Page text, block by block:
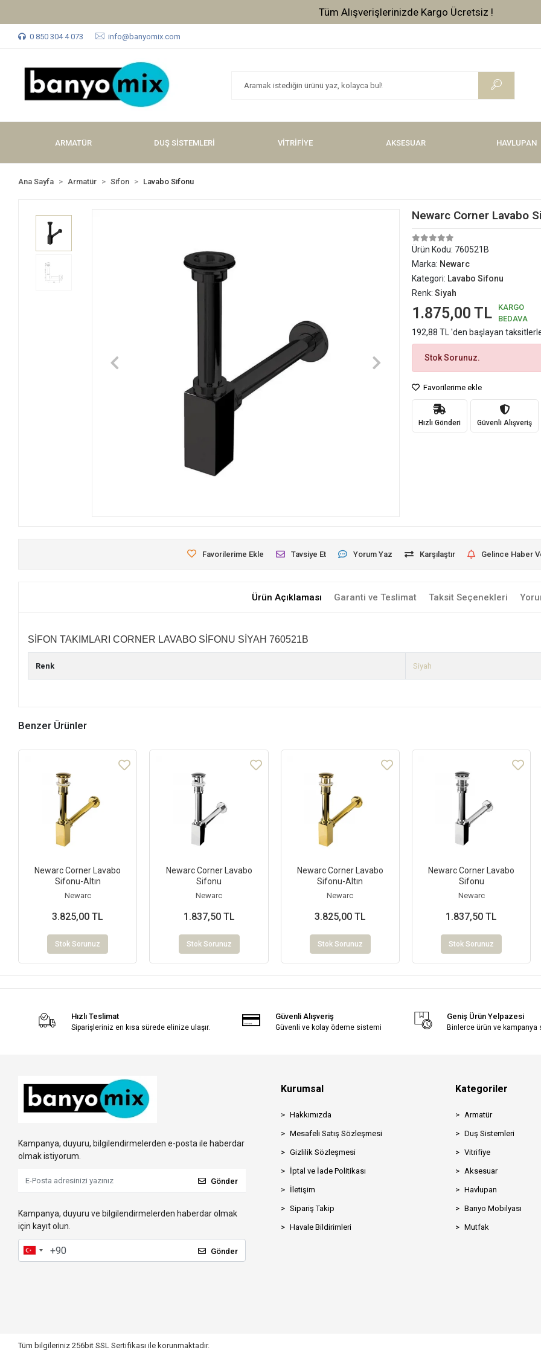
Tüm Alışverişlerinizde Kargo Ücretsiz !
0 850 304 4 073 info@banyomix.com
ARMATÜR DUŞ SİSTEMLERİ VİTRİFİYE AKSESUAR HAVLUPAN
Ana Sayfa Armatür Sifon Lavabo Sifonu
Newarc Corner Lavabo
Ürün Kodu: 760521B
Marka: Newarc
Kategori: Lavabo Sifonu
Renk: Siyah
1.875,00 TL
KARGO
BEDAVA
192,88 TL 'den başlayan
Stok Sorunuz.
Favorilerime ekle
Hızlı Gönderi Güvenli Alışveriş
Favorilerime Ekle Tavsiye Et Yorum Yaz Karşılaştır Gelince Haber
Ürün Açıklaması Garanti ve Teslimat Taksit Seçenekleri
SİFON TAKIMLARI CORNER LAVABO SİFONU SİYAH 760521B
Renk Siyah
Benzer Ürünler
Newarc Corner Lavabo
Sifonu-Altın
Newarc
3.825,00 TL
Stok Sorunuz
Newarc Corner Lavabo
Sifonu
Newarc
1.837,50 TL
Stok Sorunuz
Newarc Corner Lavabo
Sifonu-Altın
Newarc
3.825,00 TL
Stok Sorunuz
Newarc Corner Lavabo
Sifonu
Newarc
1.837,50 TL
Stok Sorunuz
Hızlı Teslimat
Siparişleriniz en kısa sürede elinize ulaşır.
Güvenli Alışveriş
Güvenli ve kolay ödeme sistemi
Geniş Ürün Yelpazesi
Binlerce ürün ve kampanya
Kampanya, duyuru, bilgilendirmelerden e-posta ile haberdar
olmak istiyorum.
Gönder
Kampanya, duyuru ve bilgilendirmelerden haberdar olmak
için kayıt olun.
Gönder
Kurumsal
Hakkımızda
Mesafeli Satış Sözleşmesi
Gizlilik Sözleşmesi
İptal ve İade Politikası
İletişim
Sipariş Takip
Havale Bildirimleri
Kategoriler
Armatür
Duş Sistemleri
Vitrifiye
Aksesuar
Havlupan
Banyo Mobilyası
Mutfak
Tüm bilgileriniz 256bit SSL Sertifikası ile korunmaktadır.